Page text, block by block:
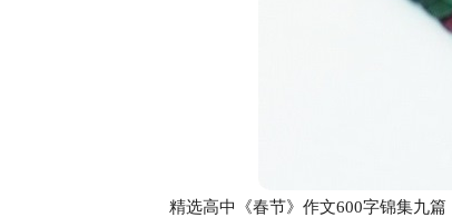
精选高中《春节》作文600字锦集九篇